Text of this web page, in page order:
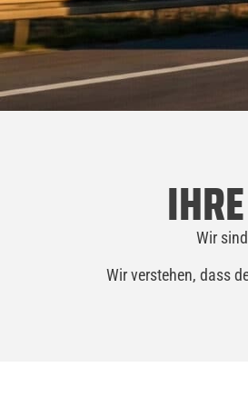
Wir
Wir verstehen, dass